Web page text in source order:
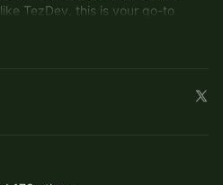
TezDev, this is your go-to